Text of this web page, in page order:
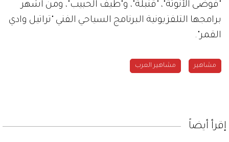
"فوضى الأنوثة"، "قنبلة"، و"طيف الحبيب"، ومن أشهر
برامجها التلفزيونية البرنامج السياحي الفني "تراتيل وادي
القمر".
مشاهير مشاهير العرب
إقرأ أيضاً